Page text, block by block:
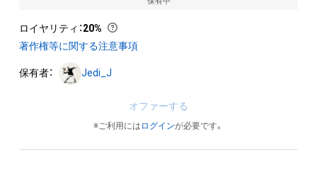
ロイヤリティ ：20%
著作権等に関する注意事項
保有者： Jedi_J
オファーする
※ご利用には ログインが必要です。